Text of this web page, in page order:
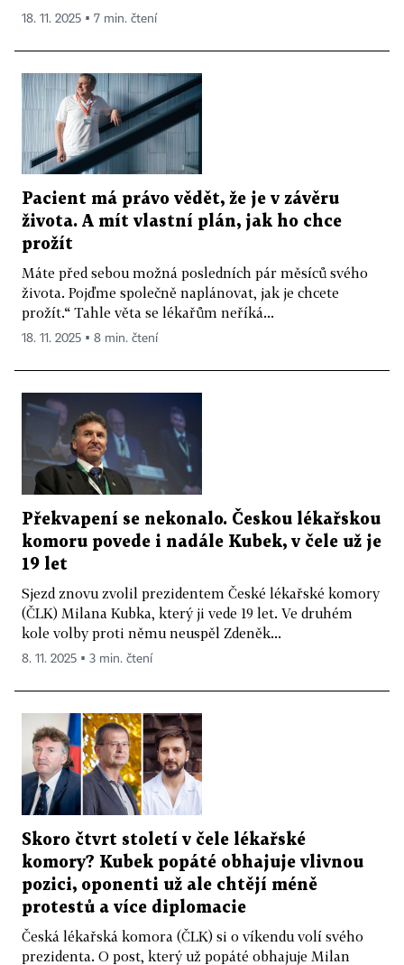
18. 11. 2025 ▪ 7 min. čtení
Pacient má právo vědět, že je v závěru
života. A mít vlastní plán, jak ho chce
prožít
Máte před sebou možná posledních pár měsíců svého
života. Pojďme společně naplánovat, jak je chcete
prožít.“ Tahle věta se lékařům neříká...
18. 11. 2025 ▪ 8 min. čtení
Překvapení se nekonalo. Českou lékařskou
komoru povede i nadále Kubek, v čele už je
19 let
Sjezd znovu zvolil prezidentem České lékařské komory
(ČLK) Milana Kubka, který ji vede 19 let. Ve druhém
kole volby proti němu neuspěl Zdeněk...
8. 11. 2025 ▪ 3 min. čtení
Skoro čtvrt století v čele lékařské
komory? Kubek popáté obhajuje vlivnou
pozici, oponenti už ale chtějí méně
protestů a více diplomacie
Česká lékařská komora (ČLK) si o víkendu volí svého
prezidenta. O post, který už popáté obhajuje Milan